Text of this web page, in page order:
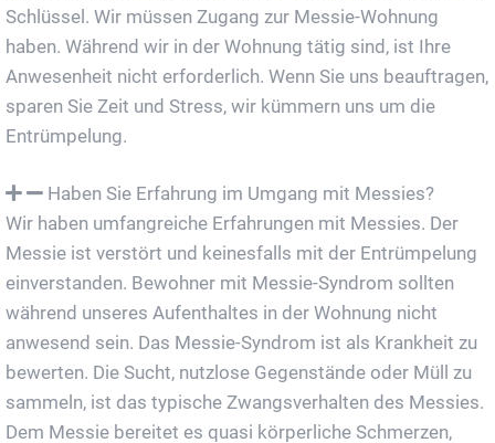
Schlüssel. Wir müssen Zugang zur Messie-Wohnung
haben. Während wir in der Wohnung tätig sind, ist Ihre
Anwesenheit nicht erforderlich. Wenn Sie uns beauftragen,
sparen Sie Zeit und Stress, wir kümmern uns um die
Entrümpelung.
Haben Sie Erfahrung im Umgang mit Messies?
Wir haben umfangreiche Erfahrungen mit Messies. Der
Messie ist verstört und keinesfalls mit der Entrümpelung
einverstanden. Bewohner mit Messie-Syndrom sollten
während unseres Aufenthaltes in der Wohnung nicht
anwesend sein. Das Messie-Syndrom ist als Krankheit zu
bewerten. Die Sucht, nutzlose Gegenstände oder Müll zu
sammeln, ist das typische Zwangsverhalten des Messies.
Dem Messie bereitet es quasi körperliche Schmerzen,